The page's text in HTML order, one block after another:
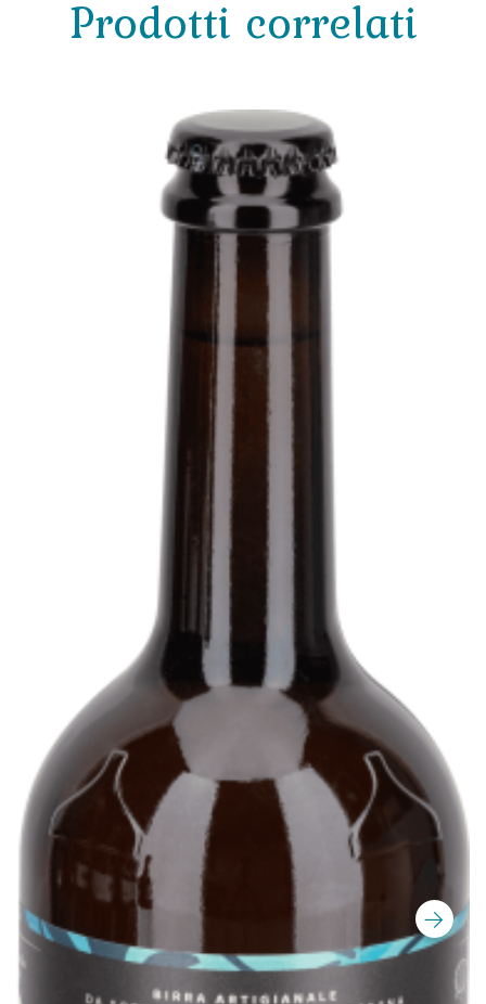
Prodotti correlati